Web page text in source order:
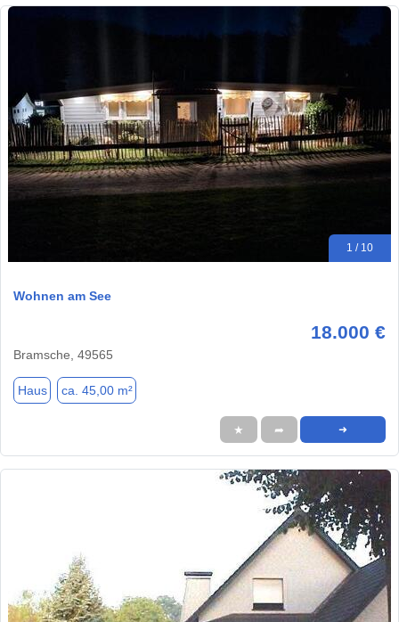
1 / 10
Wohnen am See
18.000 €
Bramsche, 49565
Haus ca. 45,00 m²
★ ➦ ➜